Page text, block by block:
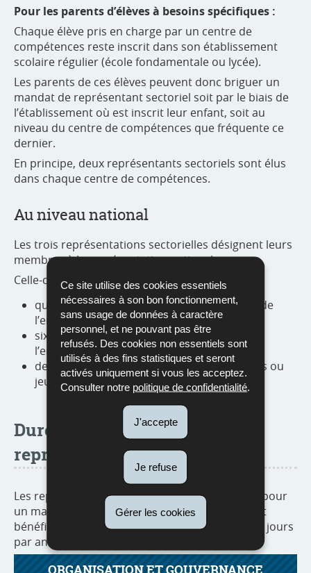
Ce site utilise des cookies essentiels
nécessaires à son bon fonctionnement,
sans usage de données à caractère
personnel, et ne pouvant pas être
refusés. Des cookies non essentiels sont
utilisés à des fins statistiques et seront
activés uniquement si vous les acceptez.
Consulter notre politique de confidentialité.
J'accepte
Je refuse
Gérer les cookies
Pour les parents d’élèves à besoins spécifiques :
Chaque élève pris en charge par un centre de
compétences reste inscrit dans son établissement
scolaire régulier (école fondamentale ou lycée).
Les parents de ces élèves peuvent donc briguer un
mandat de représentant sectoriel soit par le biais de
l’établissement où est inscrit leur enfant, soit au
niveau du centre de compétences que fréquente ce
dernier.
En principe, deux représentants sectoriels sont élus
dans chaque centre de compétences.
Au niveau national
Les trois représentations sectorielles désignent leurs
membres à la représentation nationale.
Celle-ci est composée de :
quatre représentants des parents d’élèves de
l’enseignement fondamental ;
six représentants des parents d’élèves de
l’enseignement secondaire ; et
deux représentants des parents des enfants ou
jeunes à besoins éducatifs spécifiques.
Durée de mandat et congé de
représentation
Les représentants au niveau national sont élus pour
un mandat renouvelable de trois ans et peuvent
bénéficier d’un congé de représentation de huit jours
par an pour remplir leur mandat.